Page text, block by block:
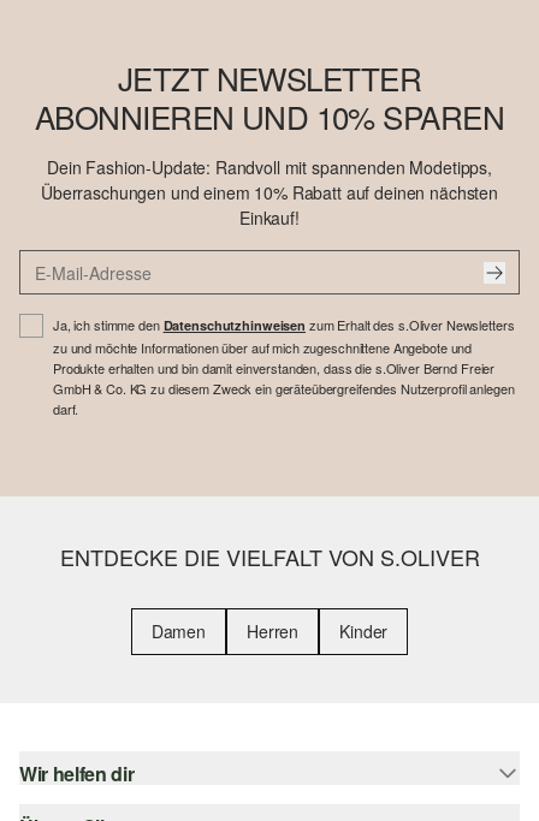
JETZT NEWSLETTER
ABONNIEREN UND 10% SPAREN
Dein Fashion-Update: Randvoll mit spannenden Modetipps,
Überraschungen und einem 10% Rabatt auf deinen nächsten
Einkauf!
Ja, ich stimme den Datenschutzhinweisen zum Erhalt des s.Oliver Newsletters
zu und möchte Informationen über auf mich zugeschnittene Angebote und
Produkte erhalten und bin damit einverstanden, dass die s.Oliver Bernd Freier
GmbH & Co. KG zu diesem Zweck ein geräteübergreifendes Nutzerprofil anlegen
darf.
ENTDECKE DIE VIELFALT VON S.OLIVER
Damen Herren Kinder
Wir helfen dir